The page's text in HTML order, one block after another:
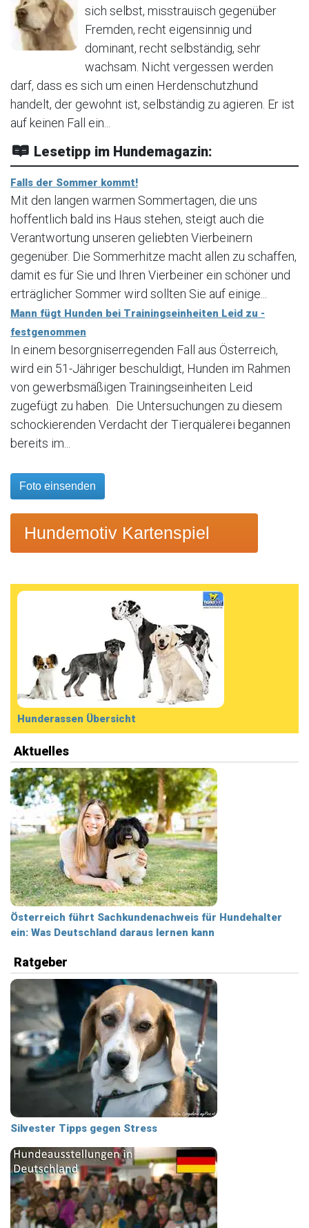
sich selbst, misstrauisch gegenüber
Fremden, recht eigensinnig und
dominant, recht selbständig, sehr
wachsam. Nicht vergessen werden
darf, dass es sich um einen Herdenschutzhund
handelt, der gewohnt ist, selbständig zu agieren. Er ist
auf keinen Fall ein...
Lesetipp im Hundemagazin:
Falls der Sommer kommt!
Mit den langen warmen Sommertagen, die uns
hoffentlich bald ins Haus stehen, steigt auch die
Verantwortung unseren geliebten Vierbeinern
gegenüber. Die Sommerhitze macht allen zu schaffen,
damit es für Sie und Ihren Vierbeiner ein schöner und
erträglicher Sommer wird sollten Sie auf einige...
Mann fügt Hunden bei Trainingseinheiten Leid zu -
festgenommen
In einem besorgniserregenden Fall aus Österreich,
wird ein 51-Jähriger beschuldigt, Hunden im Rahmen
von gewerbsmäßigen Trainingseinheiten Leid
zugefügt zu haben. Die Untersuchungen zu diesem
schockierenden Verdacht der Tierquälerei begannen
bereits im...
Foto einsenden
Hundemotiv Kartenspiel
Hunderassen Übersicht
Aktuelles
Österreich führt Sachkundenachweis für Hundehalter
ein: Was Deutschland daraus lernen kann
Ratgeber
Silvester Tipps gegen Stress